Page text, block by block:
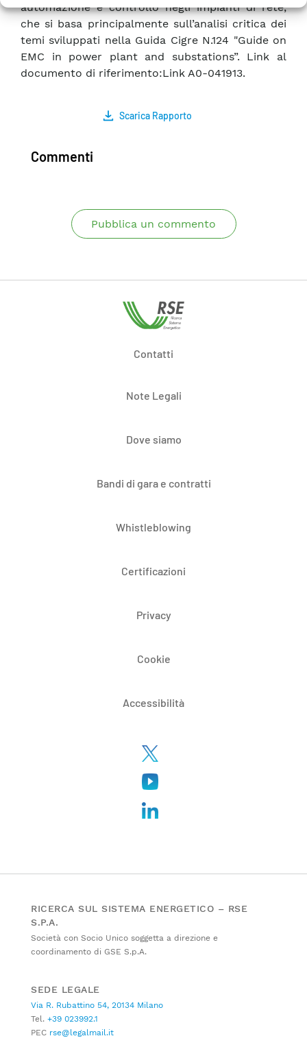
automazione e controllo negli impianti di rete,
che si basa principalmente sull’analisi critica dei
temi sviluppati nella Guida Cigre N.124 "Guide on
EMC in power plant and substations”. Link al
documento di riferimento:Link A0-041913.
Scarica Rapporto
Commenti
Pubblica un commento
Contatti
Note Legali
Dove siamo
Bandi di gara e contratti
Whistleblowing
Certificazioni
Privacy
Cookie
Accessibilità
RICERCA SUL SISTEMA ENERGETICO – RSE
S.P.A.
Società con Socio Unico soggetta a direzione e
coordinamento di GSE S.p.A.
SEDE LEGALE
Via R. Rubattino 54, 20134 Milano
Tel. +39 023992.1
PEC rse@legalmail.it